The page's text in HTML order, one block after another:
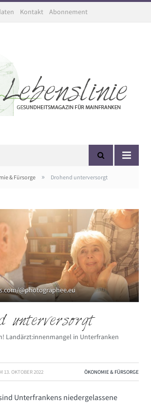
Kontakt Abonnement
& Fürsorge » Drohend unterversorgt
@photographee.eu
unterversorgt
Landärzt:innenmangel in Unterfranken
13. OKTOBER 2022 ÖKONOMIE & FÜRSORGE
Unterfrankens niedergelassene